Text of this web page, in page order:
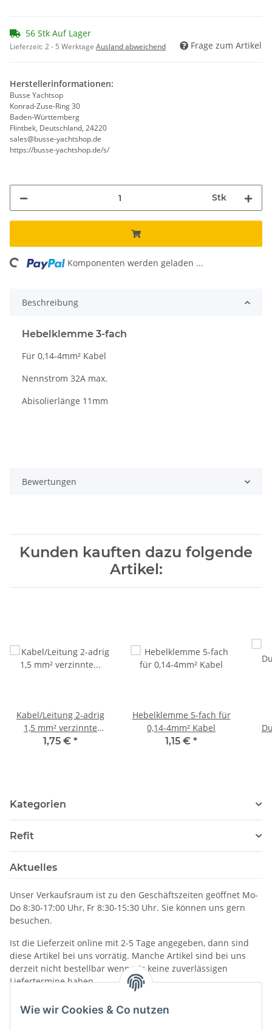
Wie wir Cookies & Co nutzen
56 Stk Auf Lager
Lieferzeit:2 - 5 Werktage Ausland abweichend Frage zum Artikel
Herstellerinformationen:
Busse Yachtsop
Konrad-Zuse-Ring 30
Baden-Württemberg
Flintbek, Deutschland, 24220
sales@busse-yachtshop.de
https://busse-yachtshop.de/s/
Stk
Komponenten werden geladen ...
Beschreibung
Hebelklemme 3-fach
Für 0,14-4mm² Kabel
Nennstrom 32A max.
Abisolierlänge 11mm
Bewertungen
Kunden kauften dazu folgende
Artikel:
Kabel/Leitung 2-adrig
1,5 mm² verzinnte
Litzenleitung
1,75 € *
Hebelklemme 5-fach für
0,14-4mm² Kabel
1,15 € *
Kategorien
Refit
Aktuelles
Unser Verkaufsraum ist zu den Geschäftszeiten geöffnet Mo-
Do 8:30-17:00 Uhr, Fr 8:30-15:30 Uhr. Sie können uns gern
besuchen.
Ist die Lieferzeit online mit 2-5 Tage angegeben, dann sind
diese Artikel bei uns vorrätig. Manche Artikel sind bei uns
derzeit nicht bestellbar wenn wir keine zuverlässigen
Liefertermine haben.
Informationen